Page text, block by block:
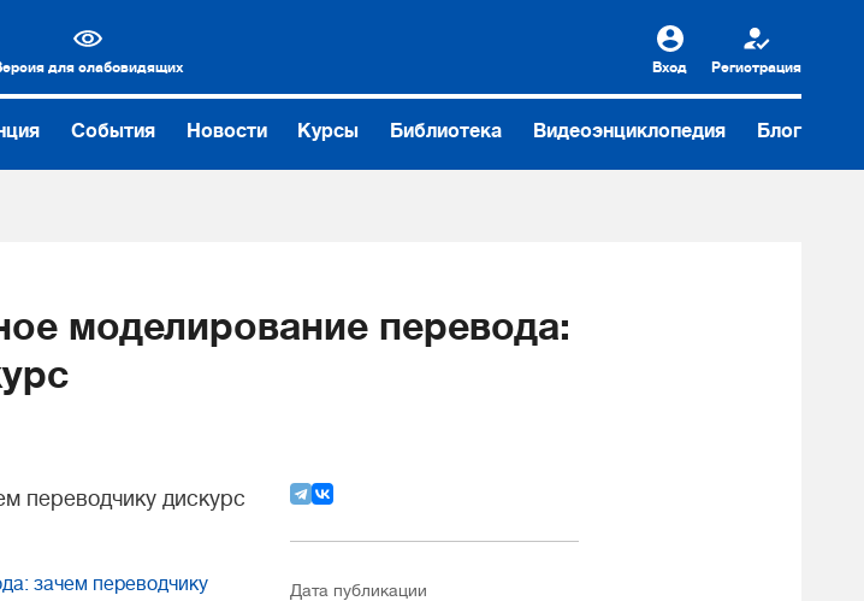
для слабовидящих Вход Регистрация
События Новости Курсы Библиотека Видеоэнциклопедия Блог
моделирование перевода:
Дата публикации
переводчику дискурс
зачем переводчику